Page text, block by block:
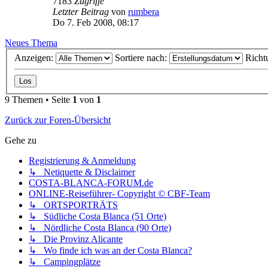
Letzter Beitrag von rumbera
Do 7. Feb 2008, 08:17
Neues Thema
Anzeigen:
Sortiere nach:
9 Themen • Seite 1 von 1
Zurück zur Foren-Übersicht
Gehe zu
Registrierung & Anmeldung
↳ Netiquette & Disclaimer
COSTA-BLANCA-FORUM.de
ONLINE-Reiseführer- Copyright © CBF-Team
↳ ORTSPORTRÄTS
↳ Südliche Costa Blanca (51 Orte)
↳ Nördliche Costa Blanca (90 Orte)
↳ Die Provinz Alicante
↳ Wo finde ich was an der Costa Blanca?
↳ Campingplätze